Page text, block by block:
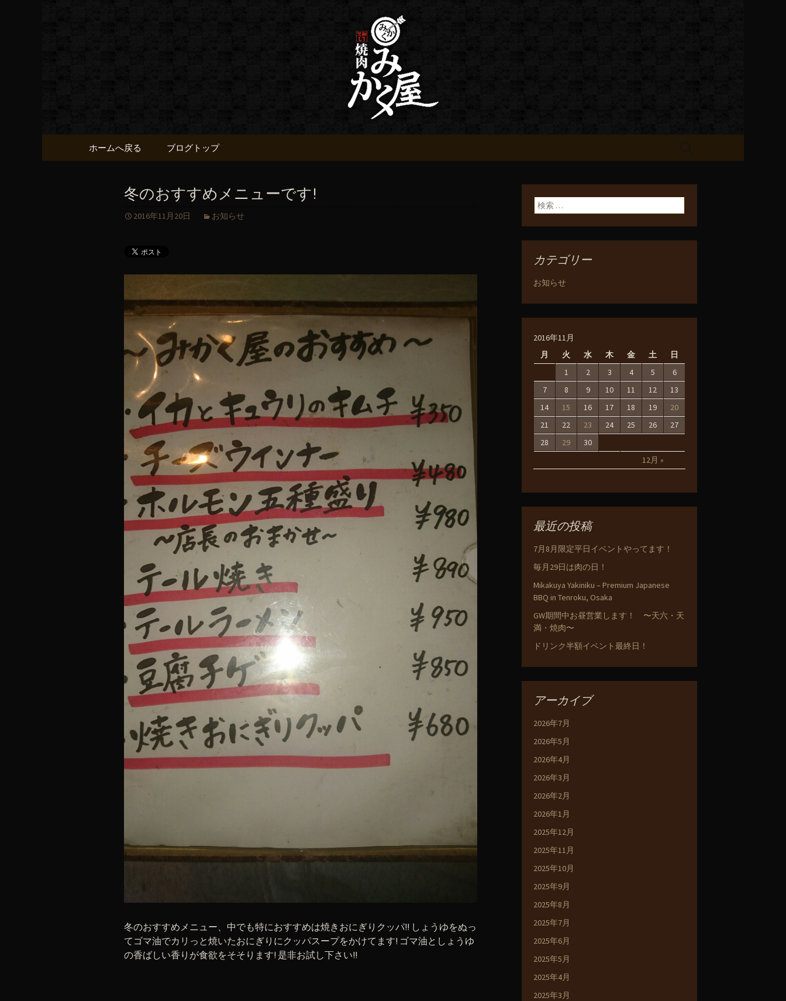
黒毛和牛 みかく屋からのお知らせ
コンテンツへ移動
ホームへ戻る ブログトップ
冬のおすすめメニューです!
2016年11月20日 お知らせ
冬のおすすめメニュー、中でも特におすすめは焼きおにぎりクッパ!! しょうゆをぬっ
てゴマ油でカリっと焼いたおにぎりにクッパスープをかけてます! ゴマ油としょうゆ
の香ばしい香りが食欲をそそります! 是非お試し下さい!!
検索:
カテゴリー
お知らせ
2016年11月
月
火 水 木 金 土 日
12月 »
1 2 3 4 5
6
7
8 9 10 11 12
13
14
15 16 17 18 19
20
21
22 23 24 25 26
27
28
29 30
最近の投稿
7月8月限定平日イベントやってます！
毎月29日は肉の日！
Mikakuya Yakiniku – Premium Japanese
BBQ in Tenroku, Osaka
GW期間中お昼営業します！ 〜天六・天
満・焼肉〜
ドリンク半額イベント最終日！
アーカイブ
2026年7月
2026年5月
2026年4月
2026年3月
2026年2月
2026年1月
2025年12月
2025年11月
2025年10月
2025年9月
2025年8月
2025年7月
2025年6月
2025年5月
2025年4月
2025年3月